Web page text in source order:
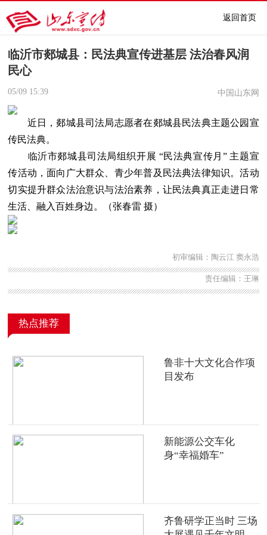
返回首页
临沂市郯城县：民法典宣传进基层 法治春风润
民心
05/09 15:39 中国山东网
近日，郯城县司法局志愿者在郯城县民法典主题公园宣
传民法典。
临沂市郯城县司法局组织开展 “民法典宣传月” 主题宣
传活动，面向广大群众、青少年普及民法典法律知识。活动
切实提升群众法治意识与法治素养，让民法典真正走进日常
生活、融入百姓身边。（张春雷 摄）
初审编辑：陶云江 窦永浩
责任编辑：王琳
热点推荐
鲁非十大文化合作项
目发布
新能源公交车化
身“幸福婚车”
齐鲁研学正当时 三场